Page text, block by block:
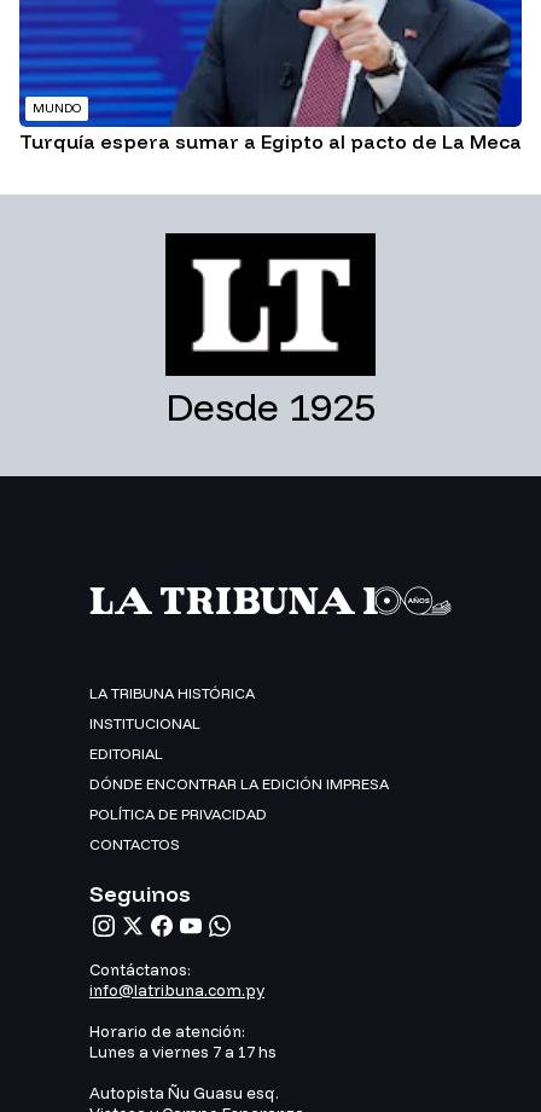
MUNDO
Turquía espera sumar a Egipto al pacto de La Meca
Desde 1925
LA TRIBUNA HISTÓRICA
INSTITUCIONAL
EDITORIAL
DÓNDE ENCONTRAR LA EDICIÓN IMPRESA
POLÍTICA DE PRIVACIDAD
CONTACTOS
Seguinos
Contáctanos:
info@latribuna.com.py
Horario de atención:
Lunes a viernes 7 a 17 hs
Autopista Ñu Guasu esq.